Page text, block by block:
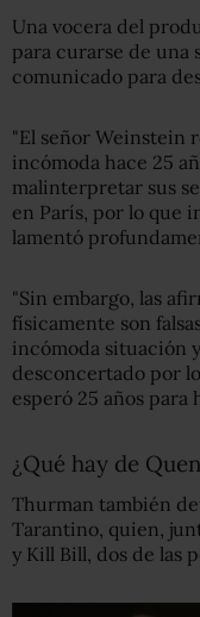
Una vocera del
para curarse de una
comunicado para
"El señor Weinstein
incómoda hace 25
malinterpretar sus
en París, por lo que
lamentó
"Sin embargo, las
físicamente son
incómoda situación
desconcertado por
esperó 25 años para
¿Qué hay de
Thurman también
Tarantino, quien,
y Kill Bill, dos de las